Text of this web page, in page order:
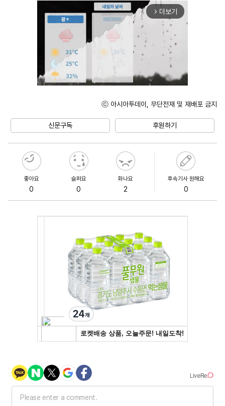
arrow_forward_ios 더보기
ⓒ 아시아투데이, 무단전재 및 재배포 금지
신문구독 후원하기
좋아요
0
슬퍼요
0
화나요
2
후속기사 원해요
0